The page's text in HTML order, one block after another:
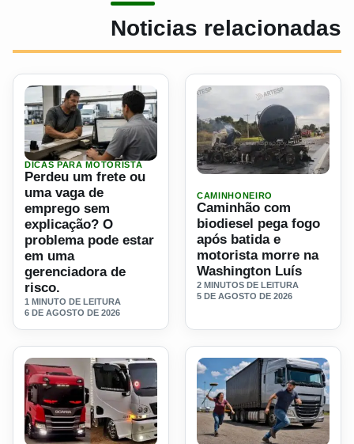
Noticias relacionadas
Ler materia: Perdeu um frete ou uma vaga de emprego
DICAS PARA MOTORISTA
Perdeu um frete ou
uma vaga de
emprego sem
explicação? O
problema pode estar
em uma
gerenciadora de
risco.
1 MINUTO DE LEITURA
6 DE AGOSTO DE 2026
CAMINHONEIRO
Caminhão com
biodiesel pega fogo
após batida e
motorista morre na
Washington Luís
2 MINUTOS DE LEITURA
5 DE AGOSTO DE 2026